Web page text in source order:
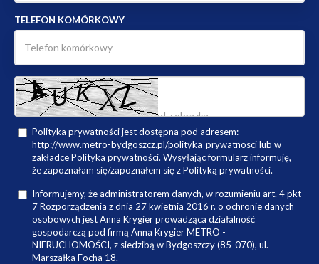
TELEFON KOMÓRKOWY
Polityka prywatności jest dostępna pod adresem:
http://www.metro-bydgoszcz.pl/polityka_prywatnosci lub w
zakładce Polityka prywatności. Wysyłając formularz informuję,
że zapoznałam się/zapoznałem się z Polityką prywatności.
Informujemy, że administratorem danych, w rozumieniu art. 4 pkt
7 Rozporządzenia z dnia 27 kwietnia 2016 r. o ochronie danych
osobowych jest Anna Krygier prowadząca działalność
gospodarczą pod firmą Anna Krygier METRO -
NIERUCHOMOŚCI, z siedzibą w Bydgoszczy (85-070), ul.
Marszałka Focha 18.